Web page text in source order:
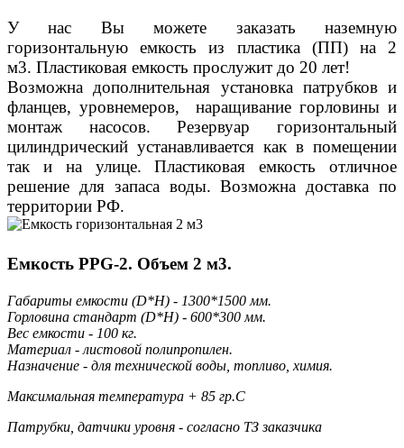
У нас Вы можете заказать наземную
горизонтальную емкость из пластика (ПП) на 2
м3. Пластиковая емкость прослужит до 20 лет!
Возможна дополнительная установка патрубков и
фланцев, уровнемеров, наращивание горловины и
монтаж насосов. Резервуар горизонтальный
цилиндрический устанавливается как в помещении
так и на улице. Пластиковая емкость отличное
решение для запаса воды. Возможна доставка по
территории РФ.
Емкость PPG-2. Объем 2 м3.
Габариты емкости (D*H) - 1300*1500 мм.
Горловина стандарт (D*H) - 600*300 мм.
Вес емкости - 100 кг.
Материал - листовой полипропилен.
Назначение - для технической воды, топливо, химия.
Максимальная температура + 85 гр.С
Патрубки, датчики уровня - согласно ТЗ заказчика